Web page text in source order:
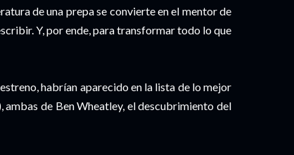
de una prepa se convierte en el mentor de
Y, por ende, para transformar todo lo que
habrían aparecido en la lista de lo mejor
ambas de Ben Wheatley, el descubrimiento del